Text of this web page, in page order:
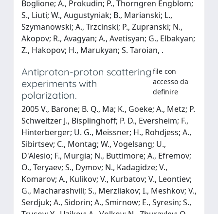
Boglione; A., Prokudin; P., Thorngren Engblom;
S., Liuti; W., Augustyniak; B., Marianski; L.,
Szymanowski; A., Trzcinski; P., Zupranski; N.,
Akopov; R., Avagyan; A., Avetisyan; G., Elbakyan;
Z., Hakopov; H., Marukyan; S. Taroian, .
Antiproton-proton scattering
experiments with
polarization.
file con
accesso da
definire
2005 V., Barone; B. Q., Ma; K., Goeke; A., Metz; P.
Schweitzer J., Bisplinghoff; P. D., Eversheim; F.,
Hinterberger; U. G., Meissner; H., Rohdjess; A.,
Sibirtsev; C., Montag; W., Vogelsang; U.,
D'Alesio; F., Murgia; N., Buttimore; A., Efremov;
O., Teryaev; S., Dymov; N., Kadagidze; V.,
Komarov; A., Kulikov; V., Kurbatov; V., Leontiev;
G., Macharashvili; S., Merzliakov; I., Meshkov; V.,
Serdjuk; A., Sidorin; A., Smirnow; E., Syresin; S.,